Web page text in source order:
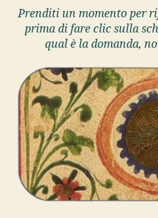
Prenditi un momento per
prima di fare clic sulla
qual è la domanda,